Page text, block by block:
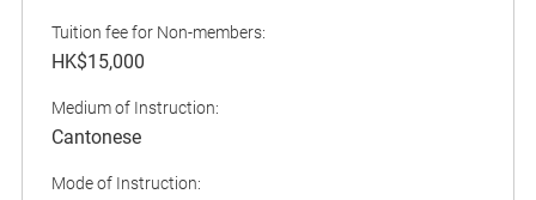
Tuition fee for Non-members:
HK$15,000
Medium of Instruction:
Cantonese
Mode of Instruction: